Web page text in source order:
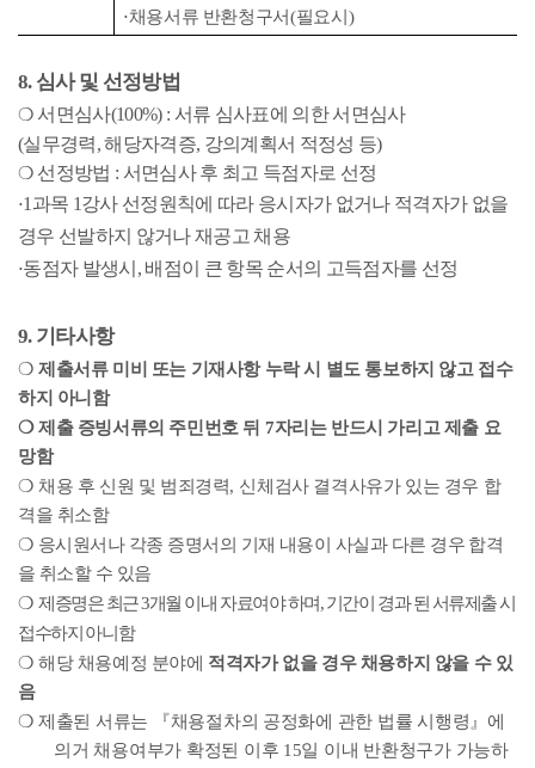
⋅채용서류 반환청구서(필요시 )
8. 심사 및 선정방법
❍ 서면심사(100%) : 서류 심사표에 의한 서면심사
(실무경력,해당자격증, 강의계획서 적정성 등)
❍ 선정방법 : 서면심사 후 최고 득점자로 선정
⋅1 과목 1강사 선정원칙에 따라 응시자가 없거나 적격자가 없을
경우 선발하지 않거나 재공고 채용
⋅동점자 발생시 , 배점이 큰 항목 순서의 고득점자를 선정
9. 기타사항
❍ 제출서류 미비 또는 기재사항 누락 시 별도 통보하지 않고 접수
하지 아니함
❍제출 증빙서류의 주민번호 뒤 7자리는 반드시 가리고 제출 요
망함
❍ 채용 후 신원 및 범죄경력, 신체검사 결격사유가 있는 경우 합
격을 취소함
❍ 응시원서나 각종 증명서의 기재 내용이 사실과 다른 경우 합격
을 취소할 수 있음
❍ 제증명은 최근3개월 이내 자료여야 하며,기간이 경과 된 서류제출 시
접수하지 아니함
❍ 해당 채용예정 분야에 적격자가 없을 경우 채용하지 않을 수 있
음
❍ 제출된 서류는 『채용절차의 공정화에 관한 법률 시행령』 에
의거 채용여부가 확정된 이후 15일 이내 반환청구가 가능하